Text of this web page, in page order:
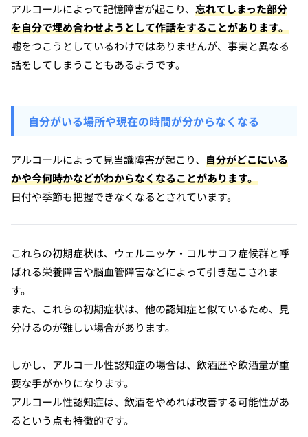
アルコールによって記憶障害が起こり、 忘れてしまった部分
を自分で埋め合わせようとして作話をすることがあります。
嘘をつこうとしているわけではありませんが、事実と異なる
話をしてしまうこともあるようです。
自分がいる場所や現在の時間が分からなくなる
アルコールによって見当識障害が起こり、 自分がどこにいる
かや今何時かなどがわからなくなることがあります。
日付や季節も把握できなくなるとされています。
これらの初期症状は、ウェルニッケ・コルサコフ症候群と呼
ばれる栄養障害や脳血管障害などによって引き起こされま
す。
また、これらの初期症状は、他の認知症と似ているため、見
分けるのが難しい場合があります。
しかし、アルコール性認知症の場合は、飲酒歴や飲酒量が重
要な手がかりになります。
アルコール性認知症は、飲酒をやめれば改善する可能性があ
るという点も特徴的です。